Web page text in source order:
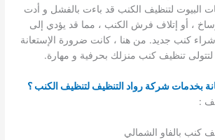
البيوت لتنظيف الكنب قد باءت بالفشل و أدت
، أو إتلاف فرش الكنب ، مما قد يؤدي إلى
كنب جديد. من هنا ، كانت ضرورة الإستعانة
تنظيف كنب منزلك بحرفية و مهارة.
بخدمات شركة رواد التنظيف لتنظيف الكنب ؟
:
كنب بالفاو الشمالي